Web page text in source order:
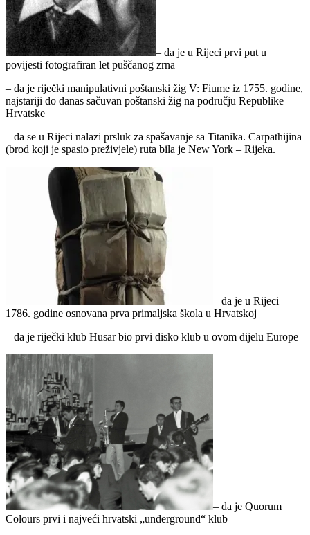
– da je u Rijeci prvi put u
povijesti fotografiran let puščanog zrna
– da je riječki manipulativni poštanski žig V: Fiume iz 1755. godine,
najstariji do danas sačuvan poštanski žig na području Republike
Hrvatske
– da se u Rijeci nalazi prsluk za spašavanje sa Titanika. Carpathijina
(brod koji je spasio preživjele) ruta bila je New York – Rijeka.
– da je u Rijeci
1786. godine osnovana prva primaljska škola u Hrvatskoj
– da je riječki klub Husar bio prvi disko klub u ovom dijelu Europe
– da je Quorum
Colours prvi i najveći hrvatski „underground“ klub